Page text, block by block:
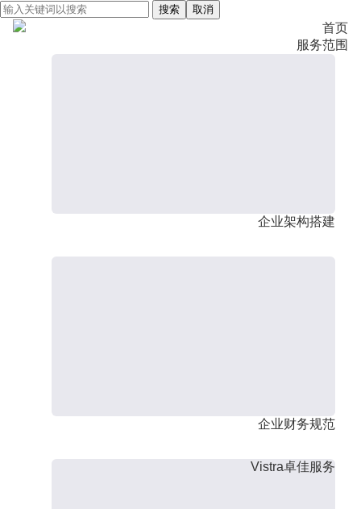
搜索 取消
首页
服务范围
企业架构搭建
企业财务规范
Vistra卓佳服务